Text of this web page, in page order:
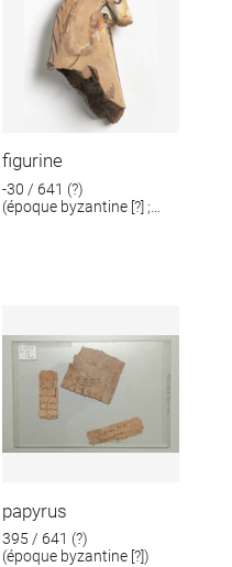
figurine
-30 / 641 (?)
(époque byzantine [?] ;
papyrus
395 / 641 (?)
(époque byzantine [?])